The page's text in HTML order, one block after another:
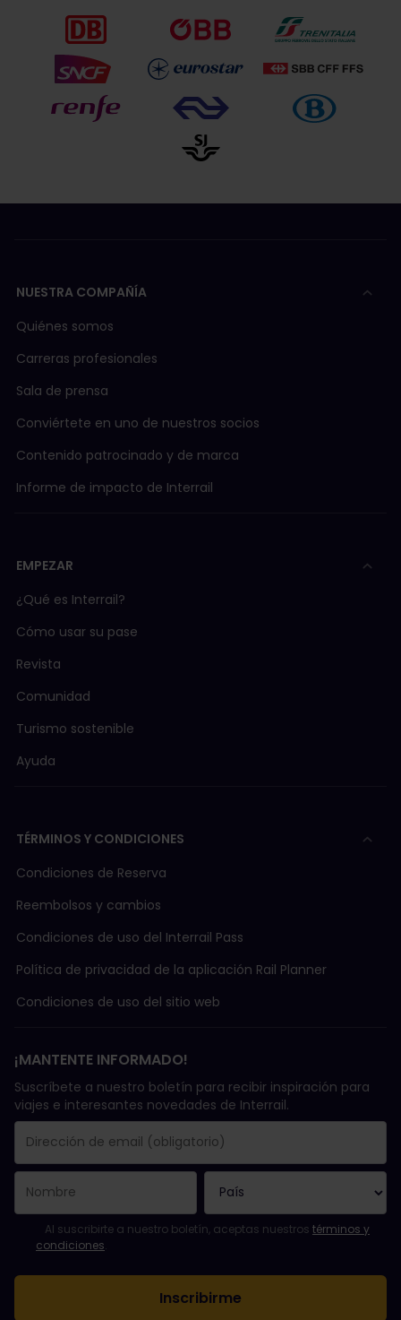
NUESTRA COMPAÑÍA
Quiénes somos
Carreras profesionales
Sala de prensa
Conviértete en uno de nuestros socios
Contenido patrocinado y de marca
Informe de impacto de Interrail
EMPEZAR
¿Qué es Interrail?
Cómo usar su pase
Revista
Comunidad
Turismo sostenible
Ayuda
TÉRMINOS Y CONDICIONES
Condiciones de Reserva
Reembolsos y cambios
Condiciones de uso del Interrail Pass
Política de privacidad de la aplicación Rail Planner
Condiciones de uso del sitio web
¡MANTENTE INFORMADO!
Suscríbete a nuestro boletín para recibir inspiración para
viajes e interesantes novedades de Interrail.
El campo de dirección de email es obligatorio.
La dirección de email no es válida.
Ha habido un fallo al suscribirte al boletín. Vuelve a intentarlo
¡Ya te has suscrito a este boletín!
Acepta los términos y condiciones para suscribirte al boletín
Al suscribirte a nuestro boletín, aceptas nuestros términos y
condiciones.